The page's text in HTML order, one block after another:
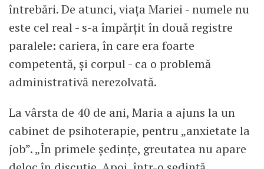
întrebări. De atunci, viața Mariei - numele nu
este cel real - s-a împărțit în două registre
paralele: cariera, în care era foarte
competentă, și corpul - ca o problemă
administrativă nerezolvată.
La vârsta de 40 de ani, Maria a ajuns la un
cabinet de psihoterapie, pentru „anxietate la
job”. „În primele ședințe, greutatea nu apare